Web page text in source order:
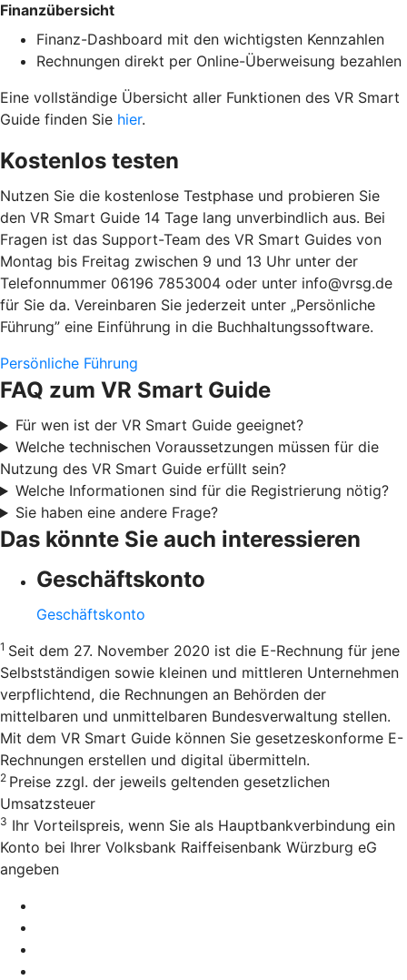
Finanzübersicht
Finanz-Dashboard mit den wichtigsten Kennzahlen
Rechnungen direkt per Online-Überweisung bezahlen
Eine vollständige Übersicht aller Funktionen des VR Smart
Guide finden Sie hier.
Kostenlos testen
Nutzen Sie die kostenlose Testphase und probieren Sie
den VR Smart Guide 14 Tage lang unverbindlich aus. Bei
Fragen ist das Support-Team des VR Smart Guides von
Montag bis Freitag zwischen 9 und 13 Uhr unter der
Telefonnummer 06196 7853004 oder unter info@vrsg.de
für Sie da. Vereinbaren Sie jederzeit unter „Persönliche
Führung” eine Einführung in die Buchhaltungssoftware.
Persönliche Führung
FAQ zum VR Smart Guide
Für wen ist der VR Smart Guide geeignet?
Welche technischen Voraussetzungen müssen für die
Nutzung des VR Smart Guide erfüllt sein?
Welche Informationen sind für die Registrierung nötig?
Sie haben eine andere Frage?
Das könnte Sie auch interessieren
Geschäftskonto
Geschäftskonto
1 Seit dem 27. November 2020 ist die E-Rechnung für jene
Selbstständigen sowie kleinen und mittleren Unternehmen
verpflichtend, die Rechnungen an Behörden der
mittelbaren und unmittelbaren Bundesverwaltung stellen.
Mit dem VR Smart Guide können Sie gesetzeskonforme E-
Rechnungen erstellen und digital übermitteln.
2 Preise zzgl. der jeweils geltenden gesetzlichen
Umsatzsteuer
3 Ihr Vorteilspreis, wenn Sie als Hauptbankverbindung ein
Konto bei Ihrer Volksbank Raiffeisenbank Würzburg eG
angeben